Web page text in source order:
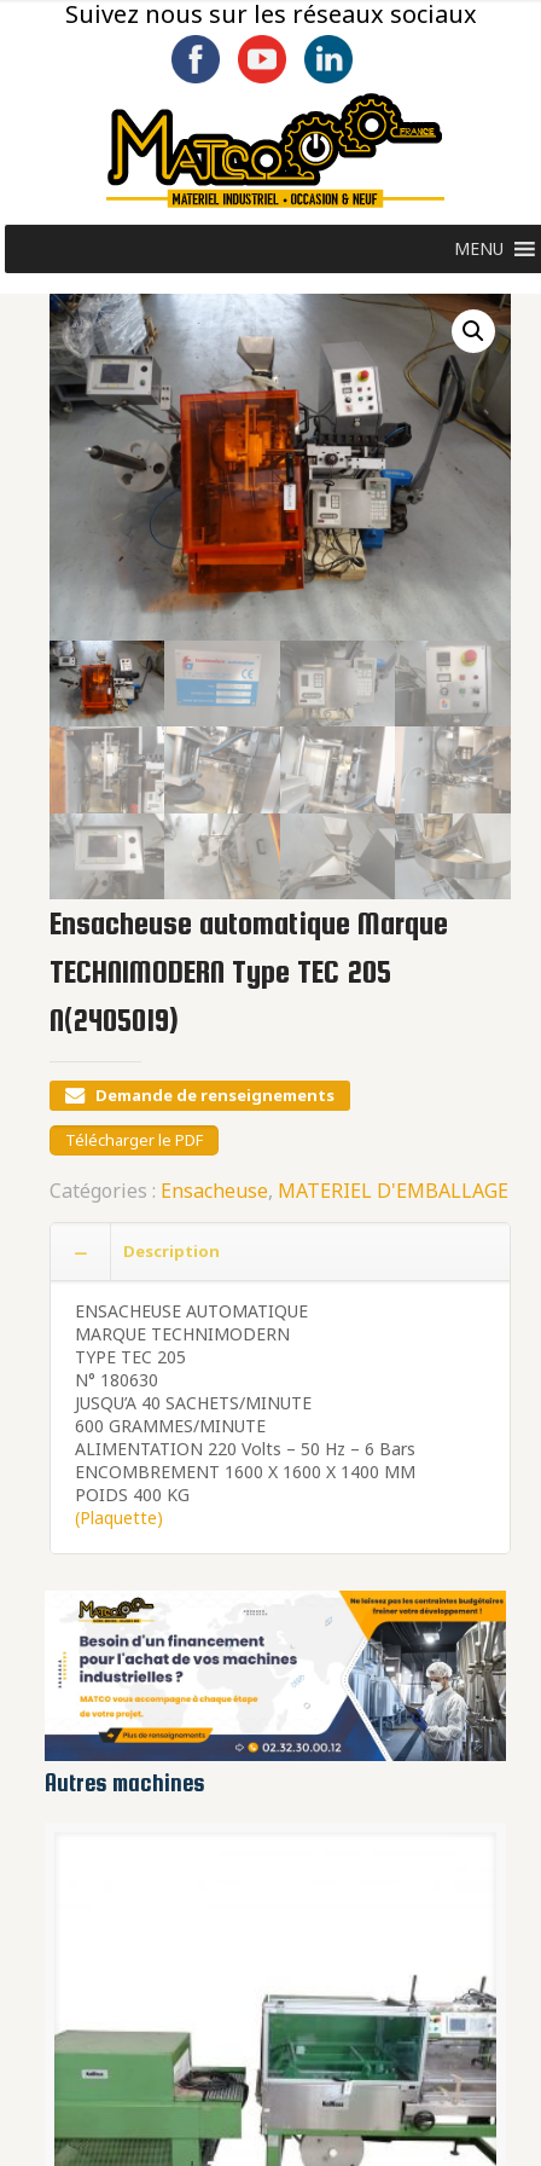
Suivez nous sur les réseaux sociaux
MENU
Ensacheuse automatique Marque
TECHNIMODERN Type TEC 205
N(2405019)
Demande de renseignements
Télécharger le PDF
Catégories : Ensacheuse, MATERIEL D'EMBALLAGE
Description
ENSACHEUSE AUTOMATIQUE
MARQUE TECHNIMODERN
TYPE TEC 205
N° 180630
JUSQU’A 40 SACHETS/MINUTE
600 GRAMMES/MINUTE
ALIMENTATION 220 Volts – 50 Hz – 6 Bars
ENCOMBREMENT 1600 X 1600 X 1400 MM
POIDS 400 KG
(Plaquette)
Autres machines